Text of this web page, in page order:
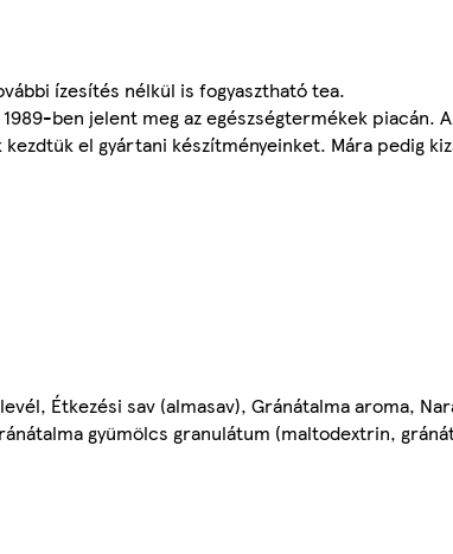
ízesítés nélkül is fogyasztható tea.
ben jelent meg az egészségtermékek piacán.
el gyártani készítményeinket. Mára pedig
Étkezési sаv (almasav), Gránátalma aroma,
gyümölcs granulátum (maltodextrin,